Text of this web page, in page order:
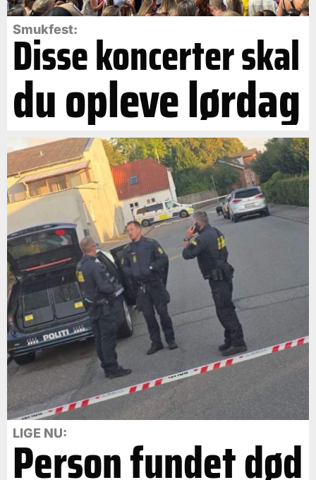
Smukfest:
Disse koncerter skal
du opleve lørdag
LIGE NU:
Person fundet død